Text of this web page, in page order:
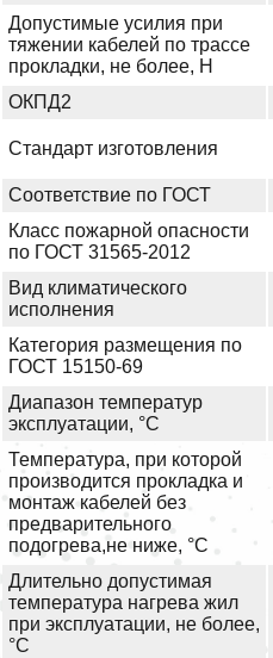
Допустимые усилия при
тяжении кабелей по трассе
прокладки, не более, Н
ОКПД2
Стандарт изготовления
Соответствие по ГОСТ
Класс пожарной опасности
по ГОСТ 31565-2012
Вид климатического
исполнения
Категория размещения по
ГОСТ 15150-69
Диапазон температур
эксплуатации, °С
Температура, при которой
производится прокладка и
монтаж кабелей без
предварительного
подогрева,не ниже, °С
Длительно допустимая
температура нагрева жил
при эксплуатации, не более,
°С